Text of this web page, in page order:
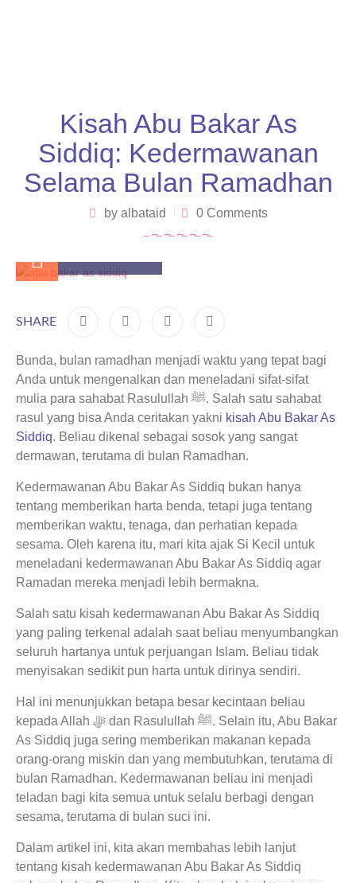
Kisah Abu Bakar As
Siddiq: Kedermawanan
Selama Bulan Ramadhan
by albataid 0 Comments
SHARE
Bunda, bulan ramadhan menjadi waktu yang tepat bagi
Anda untuk mengenalkan dan meneladani sifat-sifat
mulia para sahabat Rasulullah ﷺ. Salah satu sahabat
rasul yang bisa Anda ceritakan yakni kisah Abu Bakar As
Siddiq. Beliau dikenal sebagai sosok yang sangat
dermawan, terutama di bulan Ramadhan.
Kedermawanan Abu Bakar As Siddiq bukan hanya
tentang memberikan harta benda, tetapi juga tentang
memberikan waktu, tenaga, dan perhatian kepada
sesama. Oleh karena itu, mari kita ajak Si Kecil untuk
meneladani kedermawanan Abu Bakar As Siddiq agar
Ramadan mereka menjadi lebih bermakna.
Salah satu kisah kedermawanan Abu Bakar As Siddiq
yang paling terkenal adalah saat beliau menyumbangkan
seluruh hartanya untuk perjuangan Islam. Beliau tidak
menyisakan sedikit pun harta untuk dirinya sendiri.
Hal ini menunjukkan betapa besar kecintaan beliau
kepada Allah ﷻ dan Rasulullah ﷺ. Selain itu, Abu Bakar
As Siddiq juga sering memberikan makanan kepada
orang-orang miskin dan yang membutuhkan, terutama di
bulan Ramadhan. Kedermawanan beliau ini menjadi
teladan bagi kita semua untuk selalu berbagi dengan
sesama, terutama di bulan suci ini.
Dalam artikel ini, kita akan membahas lebih lanjut
tentang kisah kedermawanan Abu Bakar As Siddiq